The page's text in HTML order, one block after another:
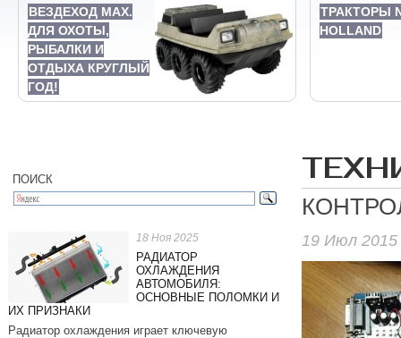
ВЕЗДЕХОД MAX.
ДЛЯ ОХОТЫ,
РЫБАЛКИ И
ОТДЫХА КРУГЛЫЙ
ГОД!
ТРАКТОРЫ
HOLLAND
19 Июл 2015
ПОИСК
18 Ноя 2025
РАДИАТОР
ОХЛАЖДЕНИЯ
АВТОМОБИЛЯ:
ОСНОВНЫЕ ПОЛОМКИ И
ИХ ПРИЗНАКИ
Радиатор охлаждения играет ключевую